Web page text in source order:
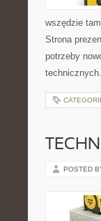
wszędzie
Strona
potrzeby
POSTED